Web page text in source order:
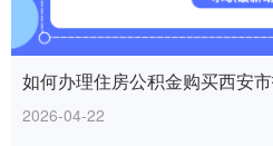
如何办理住房公积金购买西安
2026-04-22